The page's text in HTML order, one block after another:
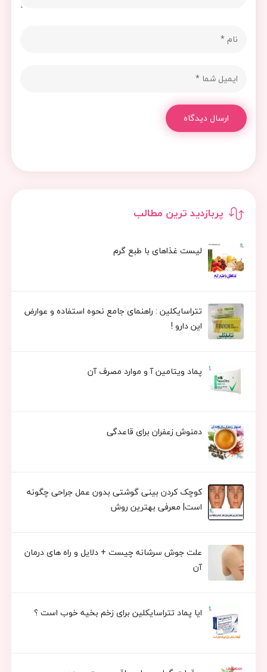
پربازدید ترین مطالب
لیست غذاهای با طبع گرم
تتراسایکلین : راهنمای جامع نحوه استفاده و عوارض
این دارو !
پماد ویتامین آ و موارد مصرف آن
دمنوش زعفران برای قاعدگی
کوچک کردن بینی گوشتی بدون عمل جراحی چگونه
است| معرفی بهترین روش
علت جوش سرشانه چیست + دلایل و راه های درمان
آن
ایا پماد تتراسایکلین برای زخم بخیه خوب است ؟
ارسال دیدگاه